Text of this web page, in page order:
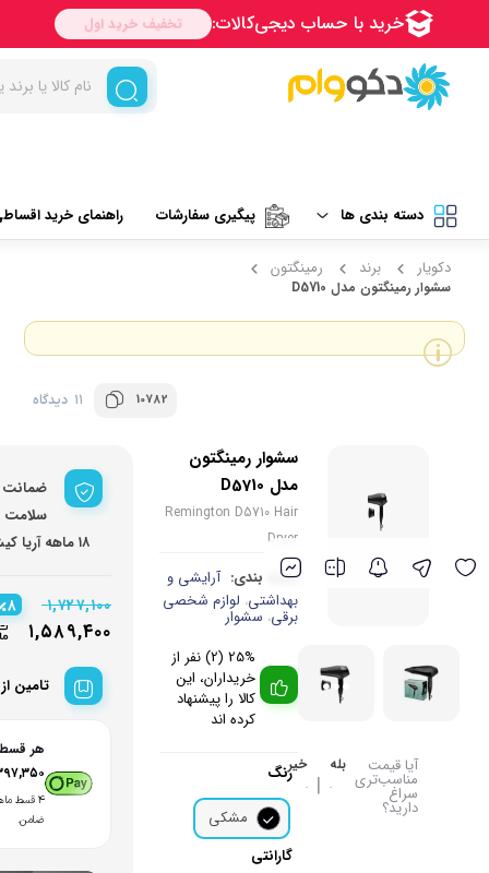
دسته بندی ها
لوازم برقی آشپزخانه
آسیاب
میوه خشک کن
لوازم پخت و پز
نظافت و شستشو
برند های خارجی
پیگیری سفارشات راهنمای خرید
دکویار برند رمینگتون
سشوار رمینگتون مدل D5710
10782 11 دیدگاه
آیا قیمت
مناسب‌تری
سراغ
دارید؟
بله
|
خیر
سشوار رمینگتون
مدل D5710
Remington D5710 Hair
Dryer
دسته بندی: آرایشی و
بهداشتی، لوازم شخصی
برقی، سشوار
25% (2) نفر از
خریداران، این
کالا را پیشنهاد
کرده اند
رنگ
مشکی
گارانتی
ضمانت
سلامت
۱۸ ماهه آریا کیش
۱,۷۲۷,۱۰۰
۱,۵۸۹,۴۰۰
۸
تامین
هر
۴ قسط
ضامن.